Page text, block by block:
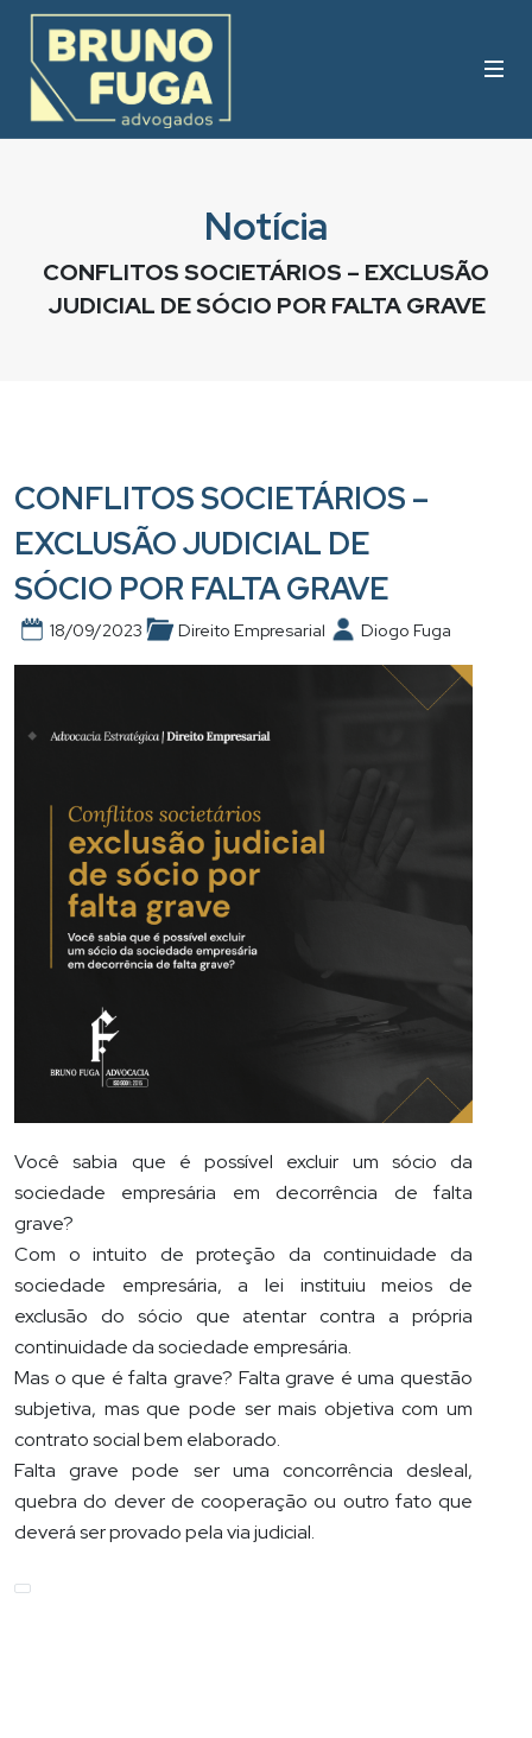
Notícia
CONFLITOS SOCIETÁRIOS – EXCLUSÃO
JUDICIAL DE SÓCIO POR FALTA GRAVE
CONFLITOS SOCIETÁRIOS –
EXCLUSÃO JUDICIAL DE
SÓCIO POR FALTA GRAVE
18/09/2023 Direito Empresarial Diogo Fuga
Você sabia que é possível excluir um sócio da
sociedade empresária em decorrência de falta
grave?
Com o intuito de proteção da continuidade da
sociedade empresária, a lei instituiu meios de
exclusão do sócio que atentar contra a própria
continuidade da sociedade empresária.
Mas o que é falta grave? Falta grave é uma questão
subjetiva, mas que pode ser mais objetiva com um
contrato social bem elaborado.
Falta grave pode ser uma concorrência desleal,
quebra do dever de cooperação ou outro fato que
deverá ser provado pela via judicial.